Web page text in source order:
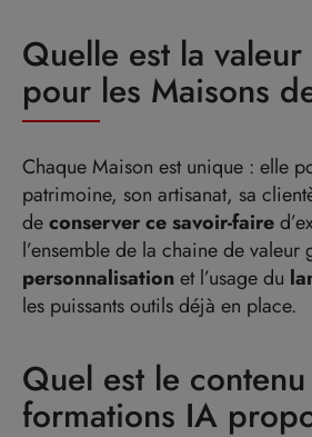
Quelle est la
pour les Maisons
Chaque Maison est unique : elle
patrimoine, son artisanat, sa
deconservercesavoir-faire
l’ensemble de la chaine de valeur
personnalisationet l’usage du
les puissantsoutils déjà en place.
Quel est le
formations IA